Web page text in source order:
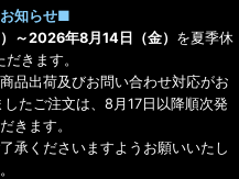
知らせ■
～2026年8月14日（金） を夏季休
きます。
品出荷及びお問い合わせ対応がお
たご注文は、8月17日以降順次発
きます。
承くださいますようお願いいたし